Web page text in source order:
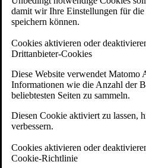
damit wir Ihre Einstellungen für
speichern können.
Cookies aktivieren oder
Drittanbieter-Cookies
Diese Website verwendet Matomo
Informationen wie die Anzahl der
beliebtesten Seiten zu sammeln.
Diesen Cookie aktiviert zu lassen,
verbessern.
Cookies aktivieren oder
Cookie-Richtlinie